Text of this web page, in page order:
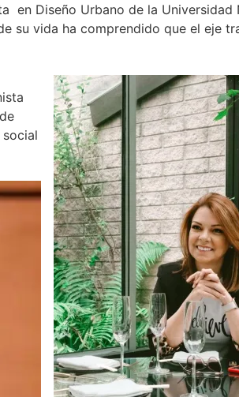
en Diseño Urbano de la Universidad
su vida ha comprendido que el eje